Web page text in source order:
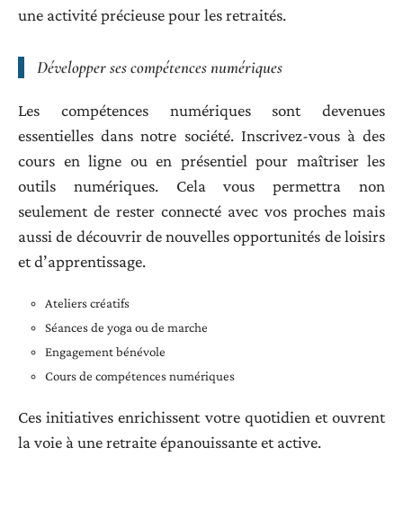
une activité précieuse pour les retraités.
Développer ses compétences numériques
Les compétences numériques sont devenues
essentielles dans notre société. Inscrivez-vous à des
cours en ligne ou en présentiel pour maîtriser les
outils numériques. Cela vous permettra non
seulement de rester connecté avec vos proches mais
aussi de découvrir de nouvelles opportunités de loisirs
et d’apprentissage.
Ateliers créatifs
Séances de yoga ou de marche
Engagement bénévole
Cours de compétences numériques
Ces initiatives enrichissent votre quotidien et ouvrent
la voie à une retraite épanouissante et active.